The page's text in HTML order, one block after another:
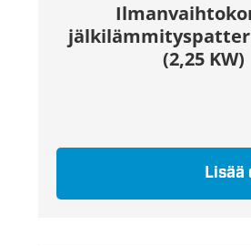
jälkilämmityspatteri
(2,25 KW)
Lisää